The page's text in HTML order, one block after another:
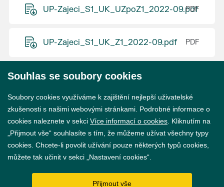
UP-Zajeci_S1_UK_UZpoZ1_2022-09.pdf
UP-Zajeci_S1_UK_Z1_2022-09.pdf
GDPR
Souhlas se soubory cookies
Soubory cookies využíváme k zajištění nejlepší uživatelské
zkušenosti s našimi webovými stránkami. Podrobné informace o
cookies naleznete v sekci Více informací o cookies . Kliknutím na
„Přijmout vše“ souhlasíte s tím, že můžeme užívat všechny typy
cookies. Chcete-li povolit užívání pouze některých typů cookies,
můžete tak učinit v sekci „Nastavení cookies“.
Přijmout vše